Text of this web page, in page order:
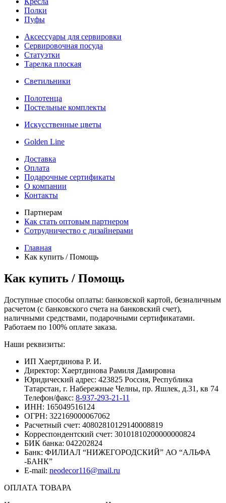
Полки
Пуфы
Аксессуары для сервировки
Сервировочная посуда
Статуэтки
Тарелка плоская
Светильники
Полотенца
Постельные комплекты
Искусственные цветы
Golden Line
Доставка
Оплата
Подарочные сертификаты
О компании
Контакты
Партнерам
Как стать оптовым партнером
Сотрудничество с дизайнерами
Главная
Как купить / Помощь
Как купить / Помощь
Доступные способы оплаты: банковской картой, безналичным
расчетом (с банковского счета на банковский счет),
наличными средствами, подарочными сертификатами.
Работаем по 100% оплате заказа.
Наши реквизиты:
ИП Хаертдинова Р. И.
Директор: Хаертдинова Рамиля Дамировна
Юридический адрес: 423825 Россия, Республика
Татарстан, г. Набережные Челны, пр. Яшлек, д.31, кв 74
Телефон/факс: 8-937-293-21-11
ИНН: 165049516124
ОГРН: 322169000067062
Расчетный счет: 40802810129140008819
Корреспондентский счет: 30101810200000000824
БИК банка: 042202824
Банк: ФИЛИАЛ “НИЖЕГОРОДСКИЙ” АО “АЛЬФА
-БАНК”
E-mail: neodecor116@mail.ru
ОПЛАТА ТОВАРА